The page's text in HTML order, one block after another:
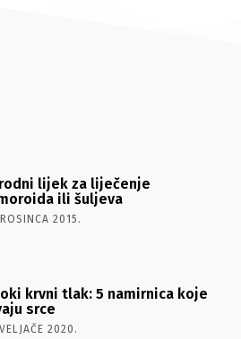
lijek za liječenje
ili šuljeva
2015.
krvni tlak: 5 namirnica koje
srce
2020.